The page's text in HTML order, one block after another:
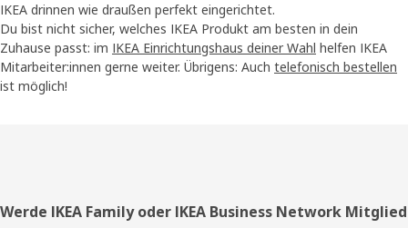
IKEA drinnen wie draußen perfekt eingerichtet.
Du bist nicht sicher, welches IKEA Produkt am besten in dein
Zuhause passt: im IKEA Einrichtungshaus deiner Wahl helfen IKEA
Mitarbeiter:innen gerne weiter. Übrigens: Auch telefonisch bestellen
ist möglich!
Fußzeile
Werde IKEA Family oder IKEA Business Network Mitglied